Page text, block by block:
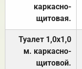
каркасно-
щитовая.
Туалет 1,0х1,0
м. каркасно-
щитовой.